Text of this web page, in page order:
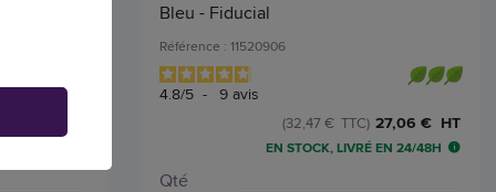
Bleu - Fiducial
Référence : 11520906
4.8/5 - 9 avis
27,06 € HT
(32,47 € TTC)
EN STOCK, LIVRÉ EN 24/48H
Qté